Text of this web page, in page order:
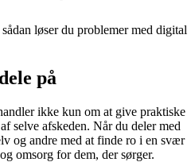
løser du problemer med digital
på
ikke kun om at give praktiske
selve afskeden. Når du deler med
og andre med at finde ro i en svær
omsorg for dem, der sørger.